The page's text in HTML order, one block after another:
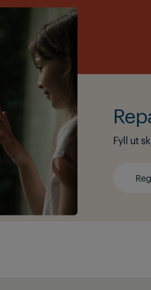
Fyll ut